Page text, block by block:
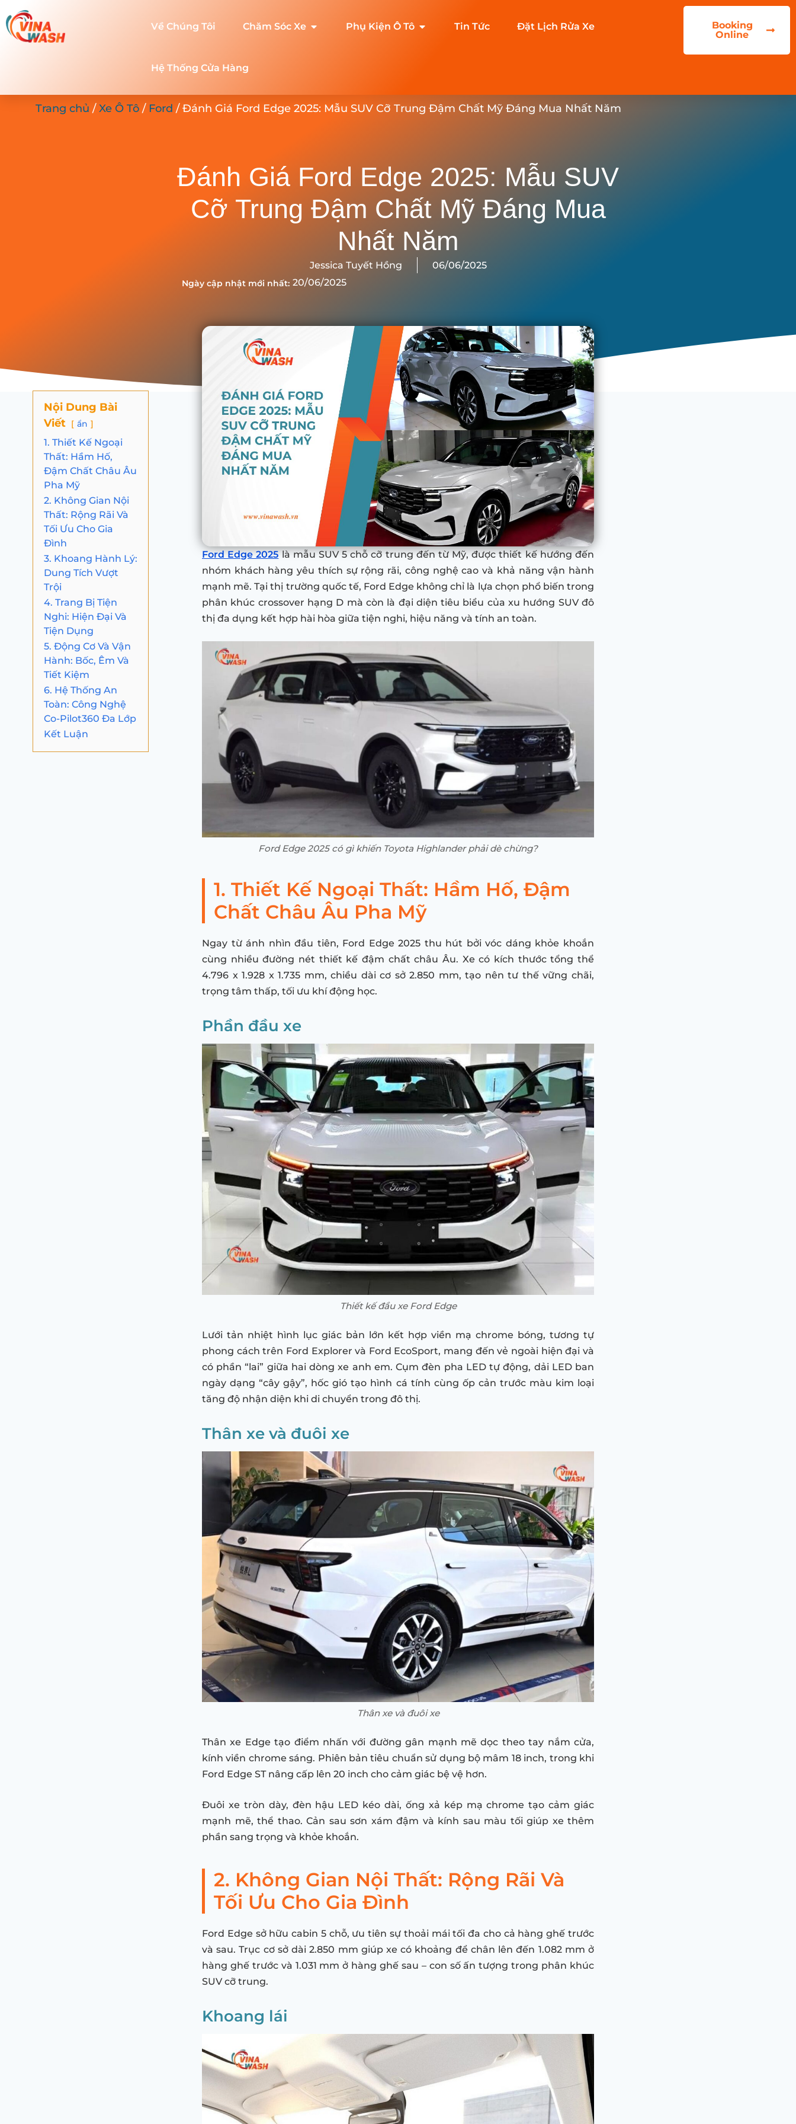
Về Chúng Tôi Chăm Sóc Xe Phụ Kiện Ô Tô Tin Tức Đặt Lịch Rửa Xe
Hệ Thống Cửa Hàng
Booking
Online
Trang chủ /Xe Ô Tô / Ford / Đánh Giá Ford Edge 2025: Mẫu SUV Cỡ Trung Đậm Chất Mỹ Đáng Mua Nhất Năm
Đánh Giá Ford Edge 2025: Mẫu SUV
Cỡ Trung Đậm Chất Mỹ Đáng Mua
Nhất Năm
Jessica Tuyết Hồng 06/06/2025
Ngày cập nhật mới nhất: 20/06/2025
Nội Dung Bài
Viết
ẩn
1. Thiết Kế Ngoại
Thất: Hầm Hố,
Đậm Chất Châu Âu
Pha Mỹ
2. Không Gian Nội
Thất: Rộng Rãi Và
Tối Ưu Cho Gia
Đình
3. Khoang Hành Lý:
Dung Tích Vượt
Trội
4. Trang Bị Tiện
Nghi: Hiện Đại Và
Tiện Dụng
5. Động Cơ Và Vận
Hành: Bốc, Êm Và
Tiết Kiệm
6. Hệ Thống An
Toàn: Công Nghệ
Co-Pilot360 Đa Lớp
Kết Luận
Ford Edge 2025là mẫu SUV 5 chỗ cỡ trung đến từ Mỹ, được thiết kế hướng đến
nhóm khách hàng yêu thích sự rộng rãi, công nghệ cao và khả năng vận hành
mạnh mẽ. Tại thị trường quốc tế, Ford Edge không chỉ là lựa chọn phổ biến trong
phân khúc crossover hạng D mà còn là đại diện tiêu biểu của xu hướng SUV đô
thị đa dụng kết hợp hài hòa giữa tiện nghi, hiệu năng và tính an toàn.
Ford Edge 2025 có gì khiến Toyota Highlander phải dè chừng?
1. Thiết Kế Ngoại Thất: Hầm Hố, Đậm
Chất Châu Âu Pha Mỹ
Ngay từ ánh nhìn đầu tiên, Ford Edge 2025 thu hút bởi vóc dáng khỏe khoắn
cùng nhiều đường nét thiết kế đậm chất châu Âu. Xe có kích thước tổng thể
4.796 x 1.928 x 1.735 mm, chiều dài cơ sở 2.850 mm, tạo nên tư thế vững chãi,
trọng tâm thấp, tối ưu khí động học.
Phần đầu xe
Thiết kế đầu xe Ford Edge
Lưới tản nhiệt hình lục giác bản lớn kết hợp viền mạ chrome bóng, tương tự
phong cách trên Ford Explorer và Ford EcoSport, mang đến vẻ ngoài hiện đại và
có phần “lai” giữa hai dòng xe anh em. Cụm đèn pha LED tự động, dải LED ban
ngày dạng “cây gậy”, hốc gió tạo hình cá tính cùng ốp cản trước màu kim loại
tăng độ nhận diện khi di chuyển trong đô thị.
Thân xe và đuôi xe
Thân xe và đuôi xe
Thân xe Edge tạo điểm nhấn với đường gân mạnh mẽ dọc theo tay nắm cửa,
kính viền chrome sáng. Phiên bản tiêu chuẩn sử dụng bộ mâm 18 inch, trong khi
Ford Edge ST nâng cấp lên 20 inch cho cảm giác bệ vệ hơn.
Đuôi xe tròn dày, đèn hậu LED kéo dài, ống xả kép mạ chrome tạo cảm giác
mạnh mẽ, thể thao. Cản sau sơn xám đậm và kính sau màu tối giúp xe thêm
phần sang trọng và khỏe khoắn.
2. Không Gian Nội Thất: Rộng Rãi Và
Tối Ưu Cho Gia Đình
Ford Edge sở hữu cabin 5 chỗ, ưu tiên sự thoải mái tối đa cho cả hàng ghế trước
và sau. Trục cơ sở dài 2.850 mm giúp xe có khoảng để chân lên đến 1.082 mm ở
hàng ghế trước và 1.031 mm ở hàng ghế sau – con số ấn tượng trong phân khúc
SUV cỡ trung.
Khoang lái